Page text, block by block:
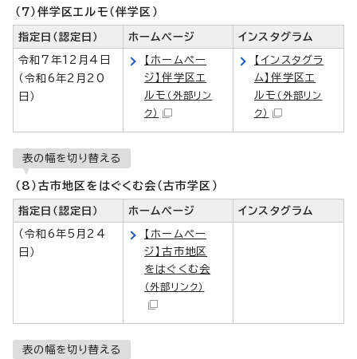
（7）伴学区エルモ（伴学区）
指定日（認定日） ホームページ インスタグラム
令和7年12月4日
（令和6年2月20
日）
【ホームペー
ジ】伴学区エ
ルモ （外部リン
ク）
【インスタグラ
ム】伴学区エ
ルモ （外部リン
ク）
表の幅を切り替える
（8）古市地区をはぐくむ会（古市学区）
指定日（認定日） ホームページ インスタグラム
（令和6年5月24
日）
【ホームペー
ジ】古市地区
をはぐくむ会
（外部リンク）
表の幅を切り替える